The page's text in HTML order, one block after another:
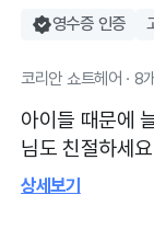
안좋은곳도 미
오픈형이라 엄청
영수증 인증
코리안 쇼트헤어 · 8
아이들 때문에
님도 친절하세
수술을 하러 다
상세보기